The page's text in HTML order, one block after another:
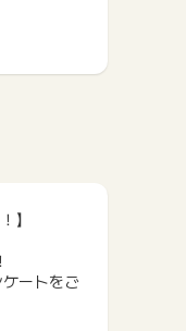
】
ートをご